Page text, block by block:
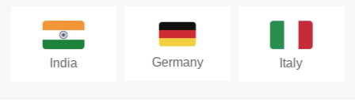
India Germany Italy